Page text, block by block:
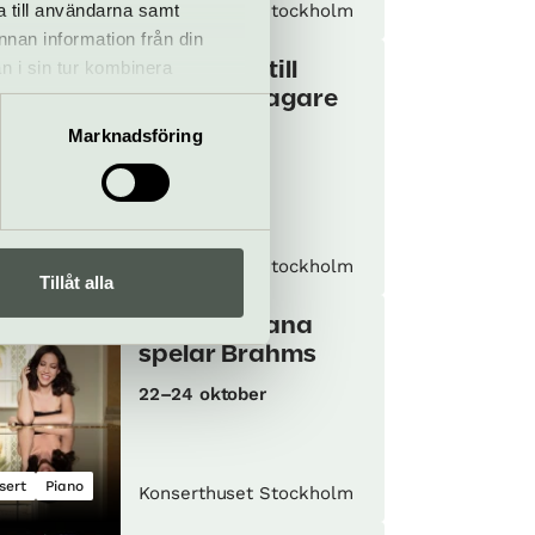
till användarna samt
information från din
i sin tur kombinera
har använt deras tjänster.
Marknadsföring
Tillåt alla
Konserthuset Stockholm
Romanser till
nobelpristagare
13 oktober
Konserthuset Stockholm
Piano
Beatrice Rana
spelar Brahms
22–24 oktober
Konserthuset Stockholm